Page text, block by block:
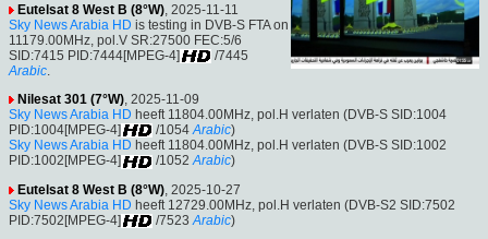
Eutelsat 8 West B (8°W) , 2025-11-11
Sky News Arabia HD is testing in DVB-S FTA on
11179.00MHz, pol.V SR:27500 FEC:5/6
SID:7415 PID:7444[MPEG-4]
/7445
Arabic.
Nilesat 301 (7°W), 2025-11-09
Sky News Arabia HD heeft 11804.00MHz, pol.H verlaten (DVB-S SID:1004
PID:1004[MPEG-4]
/1054 Arabic)
Sky News Arabia HD heeft 11804.00MHz, pol.H verlaten (DVB-S SID:1002
PID:1002[MPEG-4]
/1052 Arabic)
Eutelsat 8 West B (8°W) , 2025-10-27
Sky News Arabia HD heeft 12729.00MHz, pol.H verlaten (DVB-S2 SID:7502
PID:7502[MPEG-4]
/7523 Arabic)